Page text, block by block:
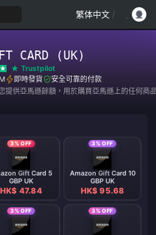
繁体中文 /
CARD (UK)
Trustpilot
即時發貨
安全可靠的付款
提供亞馬遜餘額，用於購買亞馬遜上的任何商
3% OFF
Gift Card 5
GBP UK
HK$ 47.84
3% OFF
Amazon Gift Card 10
GBP UK
HK$ 95.68
3% OFF 3% OFF